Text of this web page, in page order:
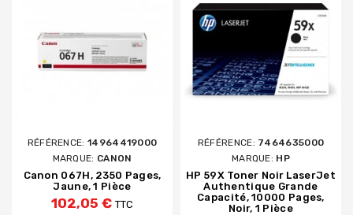
RÉFÉRENCE: 14964419000
MARQUE: CANON
Canon 067H, 2350 Pages,
Jaune, 1 Pièce
102,05 € TTC
RÉFÉRENCE: 7464635000
MARQUE: HP
HP 59X Toner Noir LaserJet
Authentique Grande
Capacité, 10000 Pages,
Noir, 1 Pièce